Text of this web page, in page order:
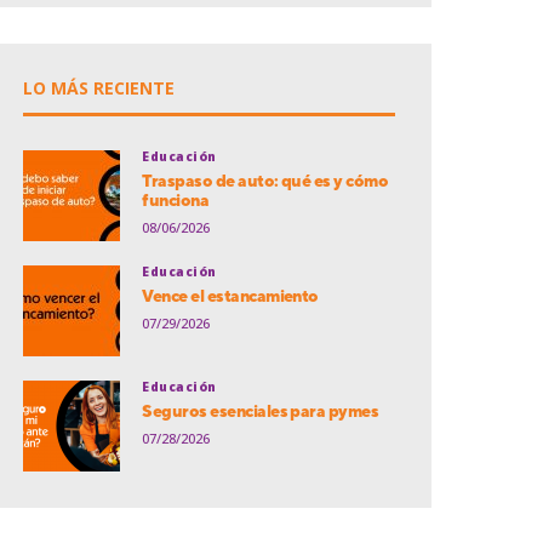
LO MÁS RECIENTE
Educación
Traspaso de auto: qué es y cómo
funciona
08/06/2026
Educación
Vence el estancamiento
07/29/2026
Educación
Seguros esenciales para pymes
07/28/2026